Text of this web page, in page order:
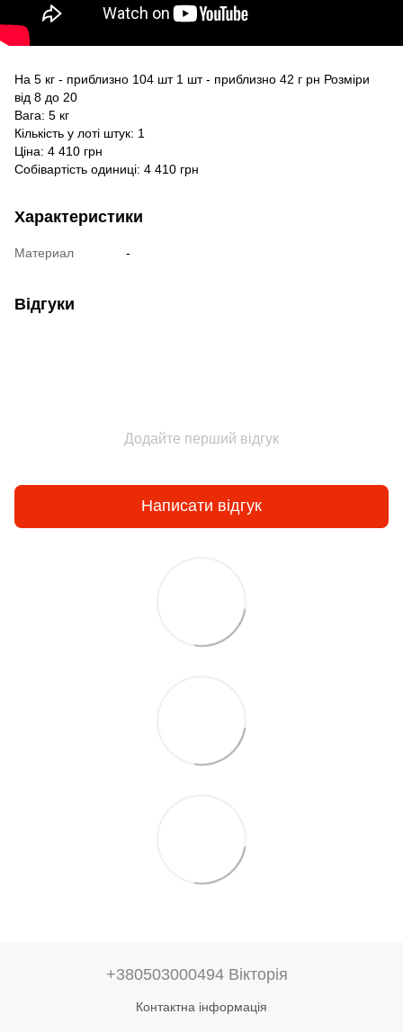
На 5 кг - приблизно 104 шт 1 шт - приблизно 42 г рн Розміри
від 8 до 20
Вага: 5 кг
Кількість у лоті штук: 1
Ціна: 4 410 грн
Собівартість одиниці: 4 410 грн
Характеристики
Материал -
Відгуки
Додайте перший відгук
Написати відгук
+380503000494 Вікторія
Контактна інформація